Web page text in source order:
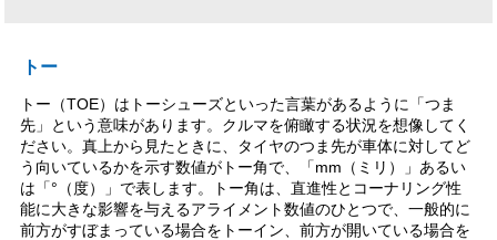
トー
トー（TOE）はトーシューズといった言葉があるように「つま
先」という意味があります。クルマを俯瞰する状況を想像してく
ださい。真上から見たときに、タイヤのつま先が車体に対してど
う向いているかを示す数値がトー角で、「mm（ミリ）」あるい
は「°（度）」で表します。トー角は、直進性とコーナリング性
能に大きな影響を与えるアライメント数値のひとつで、一般的に
前方がすぼまっている場合をトーイン、前方が開いている場合を